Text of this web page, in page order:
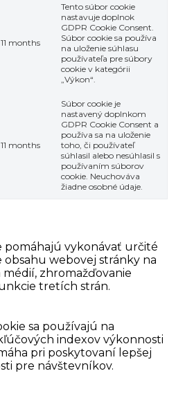
11 months
Tento súbor cookie
nastavuje doplnok
GDPR Cookie Consent.
Súbor cookie sa používa
na uloženie súhlasu
používateľa pre súbory
cookie v kategórii
„Výkon“.
11 months
Súbor cookie je
nastavený doplnkom
GDPR Cookie Consent a
používa sa na uloženie
toho, či používateľ
súhlasil alebo nesúhlasil s
používaním súborov
cookie. Neuchováva
žiadne osobné údaje.
pomáhajú vykonávať určité
obsahu webovej stránky na
zhromažďovanie
tretích strán.
sa používajú na
indexov výkonnosti
pri poskytovaní lepšej
pre návštevníkov.